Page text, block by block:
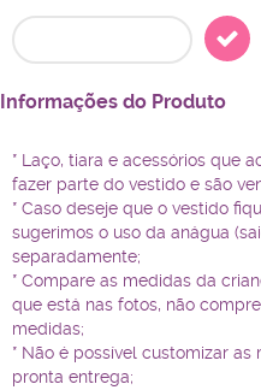
Informações do Produto
* Laço, tiara e acessórios que
fazer parte do vestido e são
* Caso deseje que o vestido
sugerimos o uso da anágua
separadamente;
* Compare as medidas da
que está nas fotos, não
medidas;
* Não é possível customizar
pronta entrega;